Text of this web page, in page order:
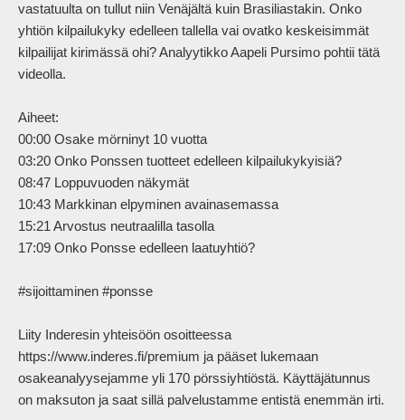
vastatuulta on tullut niin Venäjältä kuin Brasiliastakin. Onko
yhtiön kilpailukyky edelleen tallella vai ovatko keskeisimmät
kilpailijat kirimässä ohi? Analyytikko Aapeli Pursimo pohtii tätä
videolla.
Aiheet:
00:00 Osake mörninyt 10 vuotta
03:20 Onko Ponssen tuotteet edelleen kilpailukykyisiä?
08:47 Loppuvuoden näkymät
10:43 Markkinan elpyminen avainasemassa
15:21 Arvostus neutraalilla tasolla
17:09 Onko Ponsse edelleen laatuyhtiö?
#sijoittaminen #ponsse
Liity Inderesin yhteisöön osoitteessa
https://www.inderes.fi/premium ja pääset lukemaan
osakeanalyysejamme yli 170 pörssiyhtiöstä. Käyttäjätunnus
on maksuton ja saat sillä palvelustamme entistä enemmän irti.